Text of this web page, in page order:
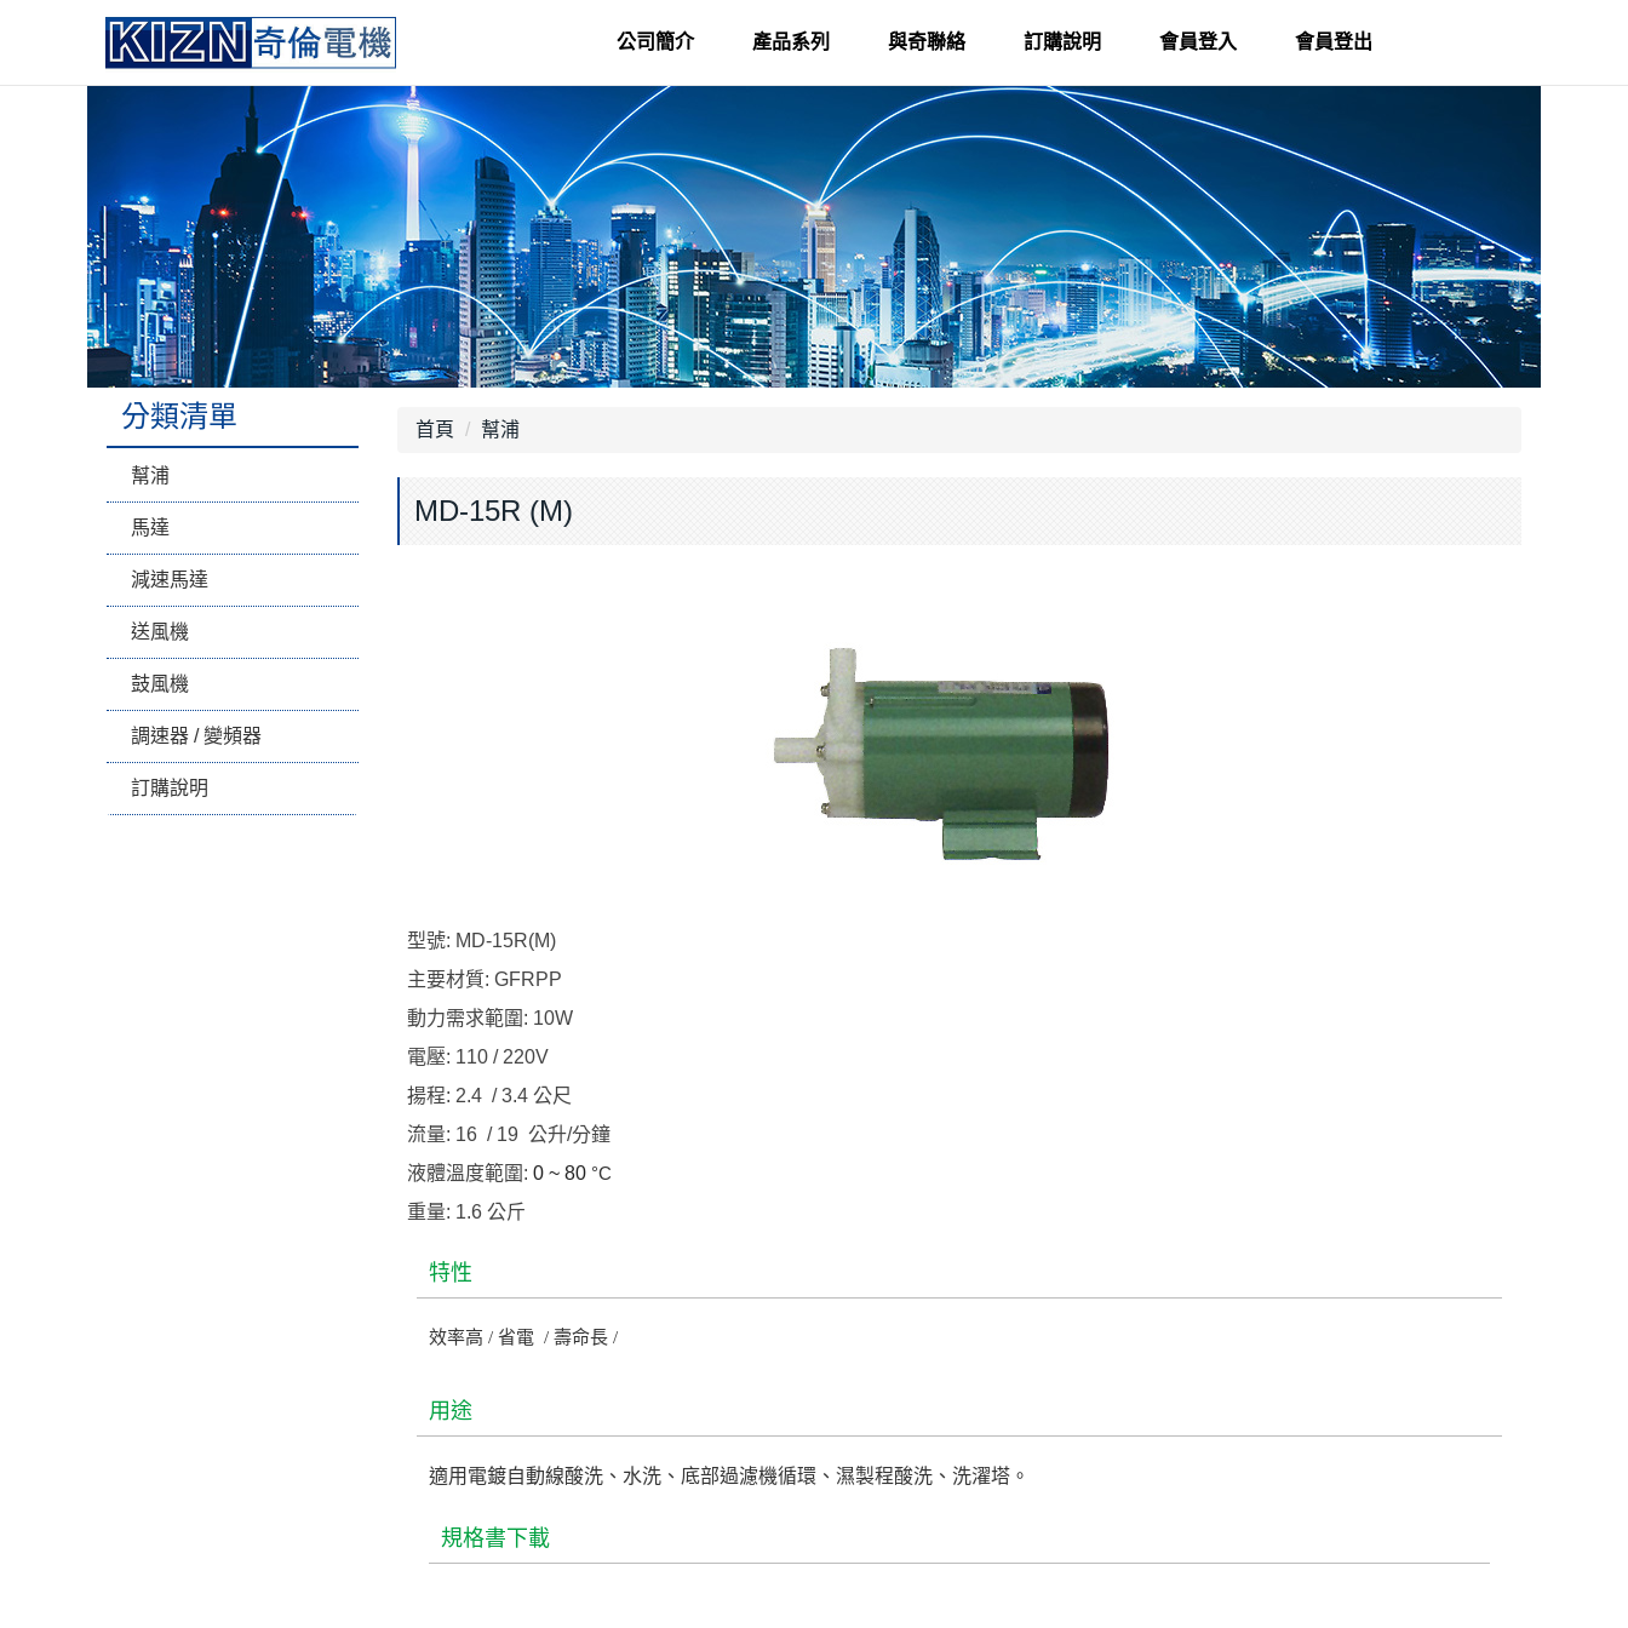
公司簡介 產品系列 與奇聯絡 訂購說明 會員登入 會員登出
分類清單
幫浦
馬達
減速馬達
送風機
鼓風機
調速器 / 變頻器
訂購說明
首頁 幫浦
MD-15R (M)
型號: MD-15R(M)
主要材質: GFRPP
動力需求範圍: 10W
電壓: 110 / 220V
揚程: 2.4 / 3.4 公尺
流量: 16 / 19 公升/分鐘
液體溫度範圍: 0 ~ 80 °C
重量: 1.6 公斤
特性
效率高 / 省電 / 壽命長 /
用途
適用電鍍自動線酸洗、水洗、底部過濾機循環、濕製程酸洗、洗濯塔。
規格書下載